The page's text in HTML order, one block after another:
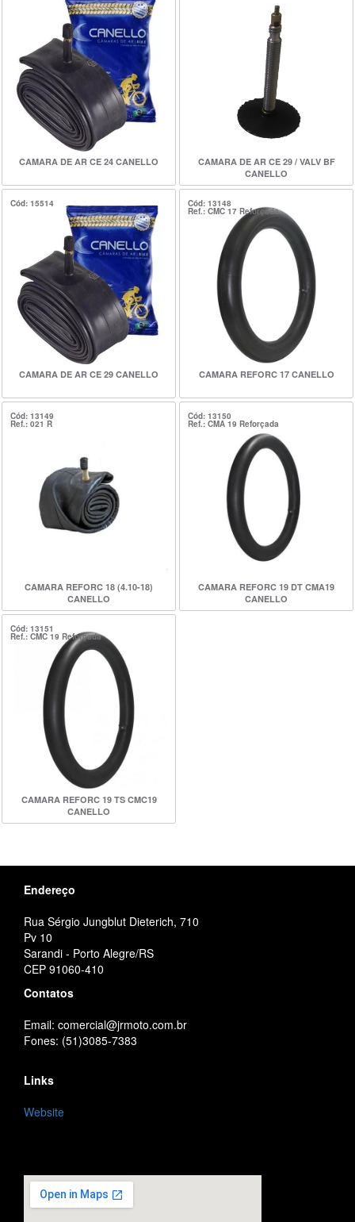
CAMARA DE AR CE 24 CANELLO
CAMARA DE AR CE 29 / VALV BF
CANELLO
Cód: 15514
CAMARA DE AR CE 29 CANELLO
Cód: 13148
Ref.: CMC 17 Reforçada
CAMARA REFORC 17 CANELLO
Cód: 13149
Ref.: 021 R
CAMARA REFORC 18 (4.10-18)
CANELLO
Cód: 13150
Ref.: CMA 19 Reforçada
CAMARA REFORC 19 DT CMA19
CANELLO
Cód: 13151
Ref.: CMC 19 Reforçada
CAMARA REFORC 19 TS CMC19
CANELLO
Endereço
Rua Sérgio Jungblut Dieterich, 710
Pv 10
Sarandi - Porto Alegre/RS
CEP 91060-410
Contatos
Email: comercial@jrmoto.com.br
Fones: (51)3085-7383
Links
Website